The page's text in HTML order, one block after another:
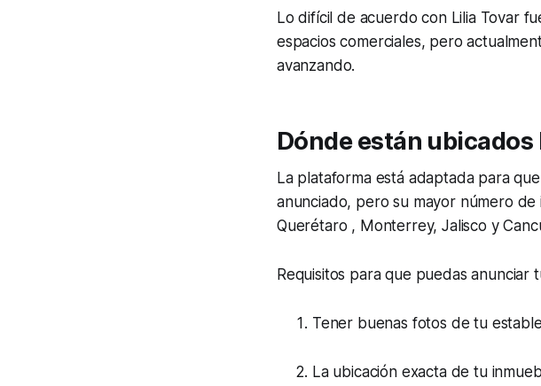
Lo difícil de acuerdo con Lilia Tovar
espacios comerciales, pero
avanzando.
Dónde están
La plataforma está adaptada para
anunciado, pero su mayor número
Querétaro , Monterrey, Jalisco y
Requisitos para que puedas anunciar
Tener buenas fotos de tu
La ubicación exacta de tu